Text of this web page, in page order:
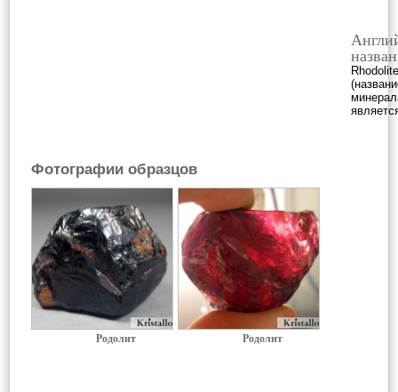
Rhodolite
Фотографии образцов
Родолит Родолит